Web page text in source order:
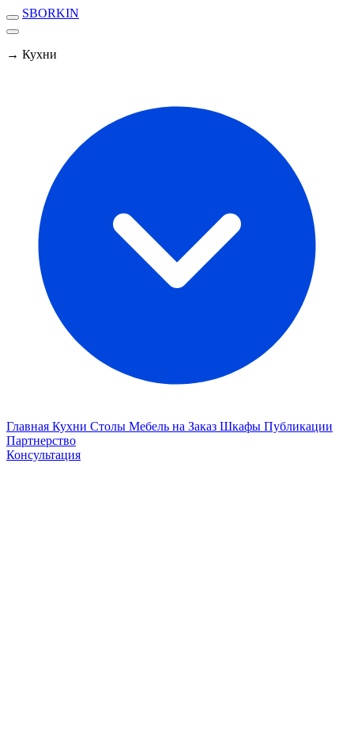
SBORKIN
→ Кухни
Главная Кухни Столы Мебель на Заказ Шкафы Публикации
Партнерство
Консультация